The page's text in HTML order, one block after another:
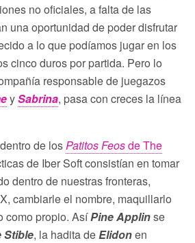
no oficiales, a falta de las
una oportunidad de poder disfrutar
a lo que podíamos jugar en los
cinco duros por partida. Pero lo
responsable de juegazos
ySabrina, pasa con creces la línea
de losPatitos Feosde The
de Iber Soft consistían en tomar
dentro de nuestras fronteras,
cambiarle el nombre, maquillarlo
como propio. AsíPine Applinse
Stible, la hadita deElidonen